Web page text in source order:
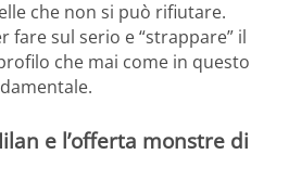
che non si può rifiutare.
fare sul serio e “strappare” il
che mai come in questo
e l’offerta monstre di